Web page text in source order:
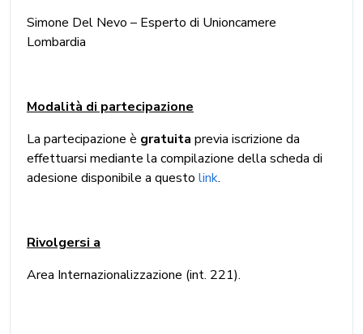
Simone Del Nevo – Esperto di Unioncamere
Lombardia
Modalità di partecipazione
La partecipazione è gratuita previa iscrizione da
effettuarsi mediante la compilazione della scheda di
adesione disponibile a questo link.
Rivolgersi a
Area Internazionalizzazione (int. 221).